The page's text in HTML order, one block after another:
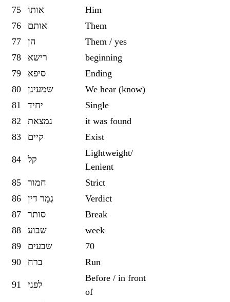
75
אותו
Him
76
אותם
Them
77
הן
Them / yes
78
רישא
beginning
79
סיפא
Ending
80
שמעינן
We hear (know)
81
יחיד
Single
82
נמצאת
it was found
83
קיים Exist
84 קל
Lightweight/
Lenient
85
חמור
Strict
86
גְמַר דין
Verdict
87
סותר
Break
88
שבוע
week
89
שבעים
70
90
ברח Run
91 לפני
Before / in front
of